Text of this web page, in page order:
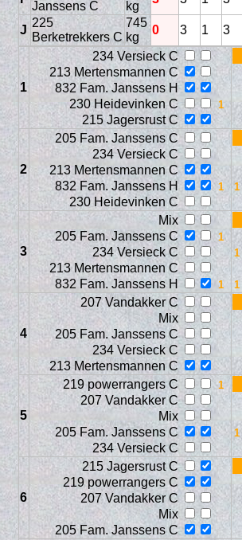
Janssens C kg
J
225
Berketrekkers C
745
kg
0 3 1 3
1
234 Versieck C
213 Mertensmannen C
832 Fam. Janssens H
230 Heidevinken C
215 Jagersrust C
2
205 Fam. Janssens C
234 Versieck C
213 Mertensmannen C
832 Fam. Janssens H
230 Heidevinken C
3
Mix
205 Fam. Janssens C
234 Versieck C
213 Mertensmannen C
832 Fam. Janssens H
4
207 Vandakker C
Mix
205 Fam. Janssens C
234 Versieck C
213 Mertensmannen C
5
219 powerrangers C
207 Vandakker C
Mix
205 Fam. Janssens C
234 Versieck C
6
215 Jagersrust C
219 powerrangers C
207 Vandakker C
Mix
205 Fam. Janssens C